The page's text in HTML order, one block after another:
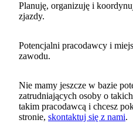
Planuję, organizuję i
zjazdy.
Potencjalni pracodawcy i
zawodu.
Nie mamy jeszcze w bazie
zatrudniających osoby o
takim pracodawcą i chcesz
stronie, skontaktuj się z nami.